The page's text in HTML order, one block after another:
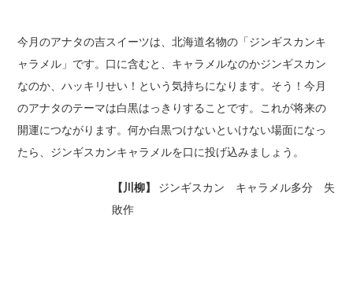
今月のアナタの吉スイーツは、北海道名物の「ジンギスカンキ
ャラメル」です。口に含むと、キャラメルなのかジンギスカン
なのか、ハッキリせい！という気持ちになります。そう！今月
のアナタのテーマは白黒はっきりすることです。これが将来の
開運につながります。何か白黒つけないといけない場面になっ
たら、ジンギスカンキャラメルを口に投げ込みましょう。
【川柳】
ジンギスカン キャラメル多分 失
敗作